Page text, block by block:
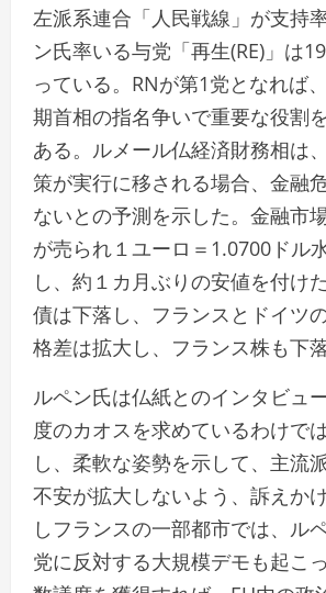
左派系連合「人民戦線」が支持
ン氏率いる与党「再生(RE)」は
っている。RNが第1党となれば
期首相の指名争いで重要な役割
ある。ルメール仏経済財務相は
策が実行に移される場合、金融
ないとの予測を示した。金融市
が売られ１ユーロ＝1.0700ドル
し、約１カ月ぶりの安値を付け
債は下落し、フランスとドイツ
格差は拡大し、フランス株も下落
ルペン氏は仏紙とのインタビュ
度のカオスを求めているわけで
し、柔軟な姿勢を示して、主流
不安が拡大しないよう、訴えか
しフランスの一部都市では、ル
党に反対する大規模デモも起こ